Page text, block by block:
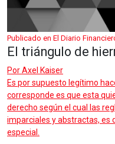
Publicado en El Diario
El triángulo de
PorAxel Kaiser
Es por supuesto legítimo
corresponde es que esta
derecho según el cual las
imparciales y abstractas, es
especial.